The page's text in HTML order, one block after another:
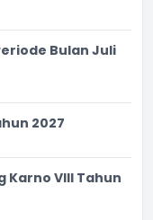
Bulan Juli
2027
Karno VIII Tahun